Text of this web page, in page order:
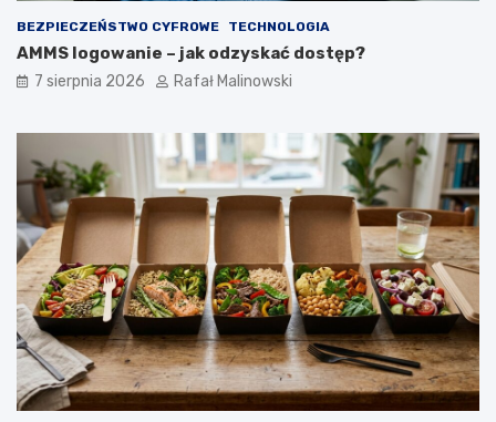
BEZPIECZEŃSTWO CYFROWE TECHNOLOGIA
AMMS logowanie – jak odzyskać dostęp?
7 sierpnia 2026 Rafał Malinowski